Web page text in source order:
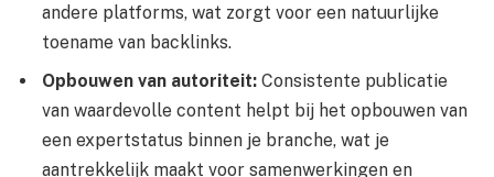
andere platforms, wat zorgt voor een natuurlijke
toename van backlinks.
Opbouwen van autoriteit: Consistente publicatie
van waardevolle content helpt bij het opbouwen van
een expertstatus binnen je branche, wat je
aantrekkelijk maakt voor samenwerkingen en